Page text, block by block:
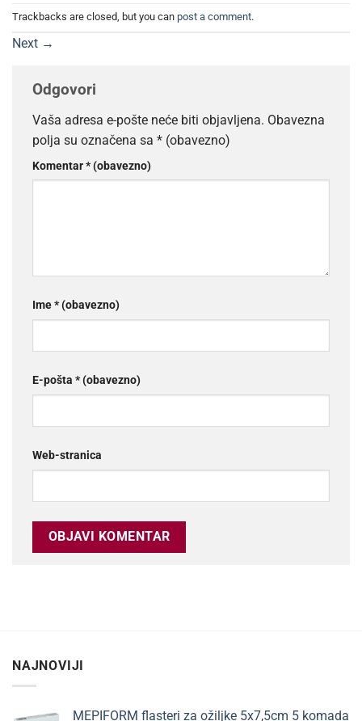
Trackbacks are closed, but you can post a comment.
Next →
Odgovori
Vaša adresa e-pošte neće biti objavljena. Obavezna
polja su označena sa * (obavezno)
Komentar* (obavezno)
Ime* (obavezno)
E-pošta * (obavezno)
Web-stranica
NAJNOVIJI
MEPIFORM flasteri za ožiljke 5x7,5cm 5 komada